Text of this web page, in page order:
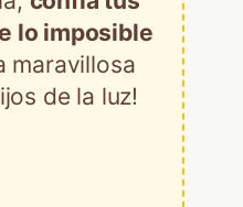
lo imposible
maravillosa
de la luz!